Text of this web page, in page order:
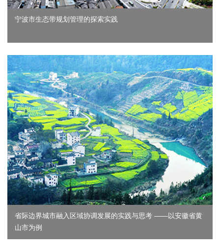
宁波市生态带规划管理的探索实践
省际边界城市融入区域协调发展的实践与思考 ——以安徽省黄
山市为例